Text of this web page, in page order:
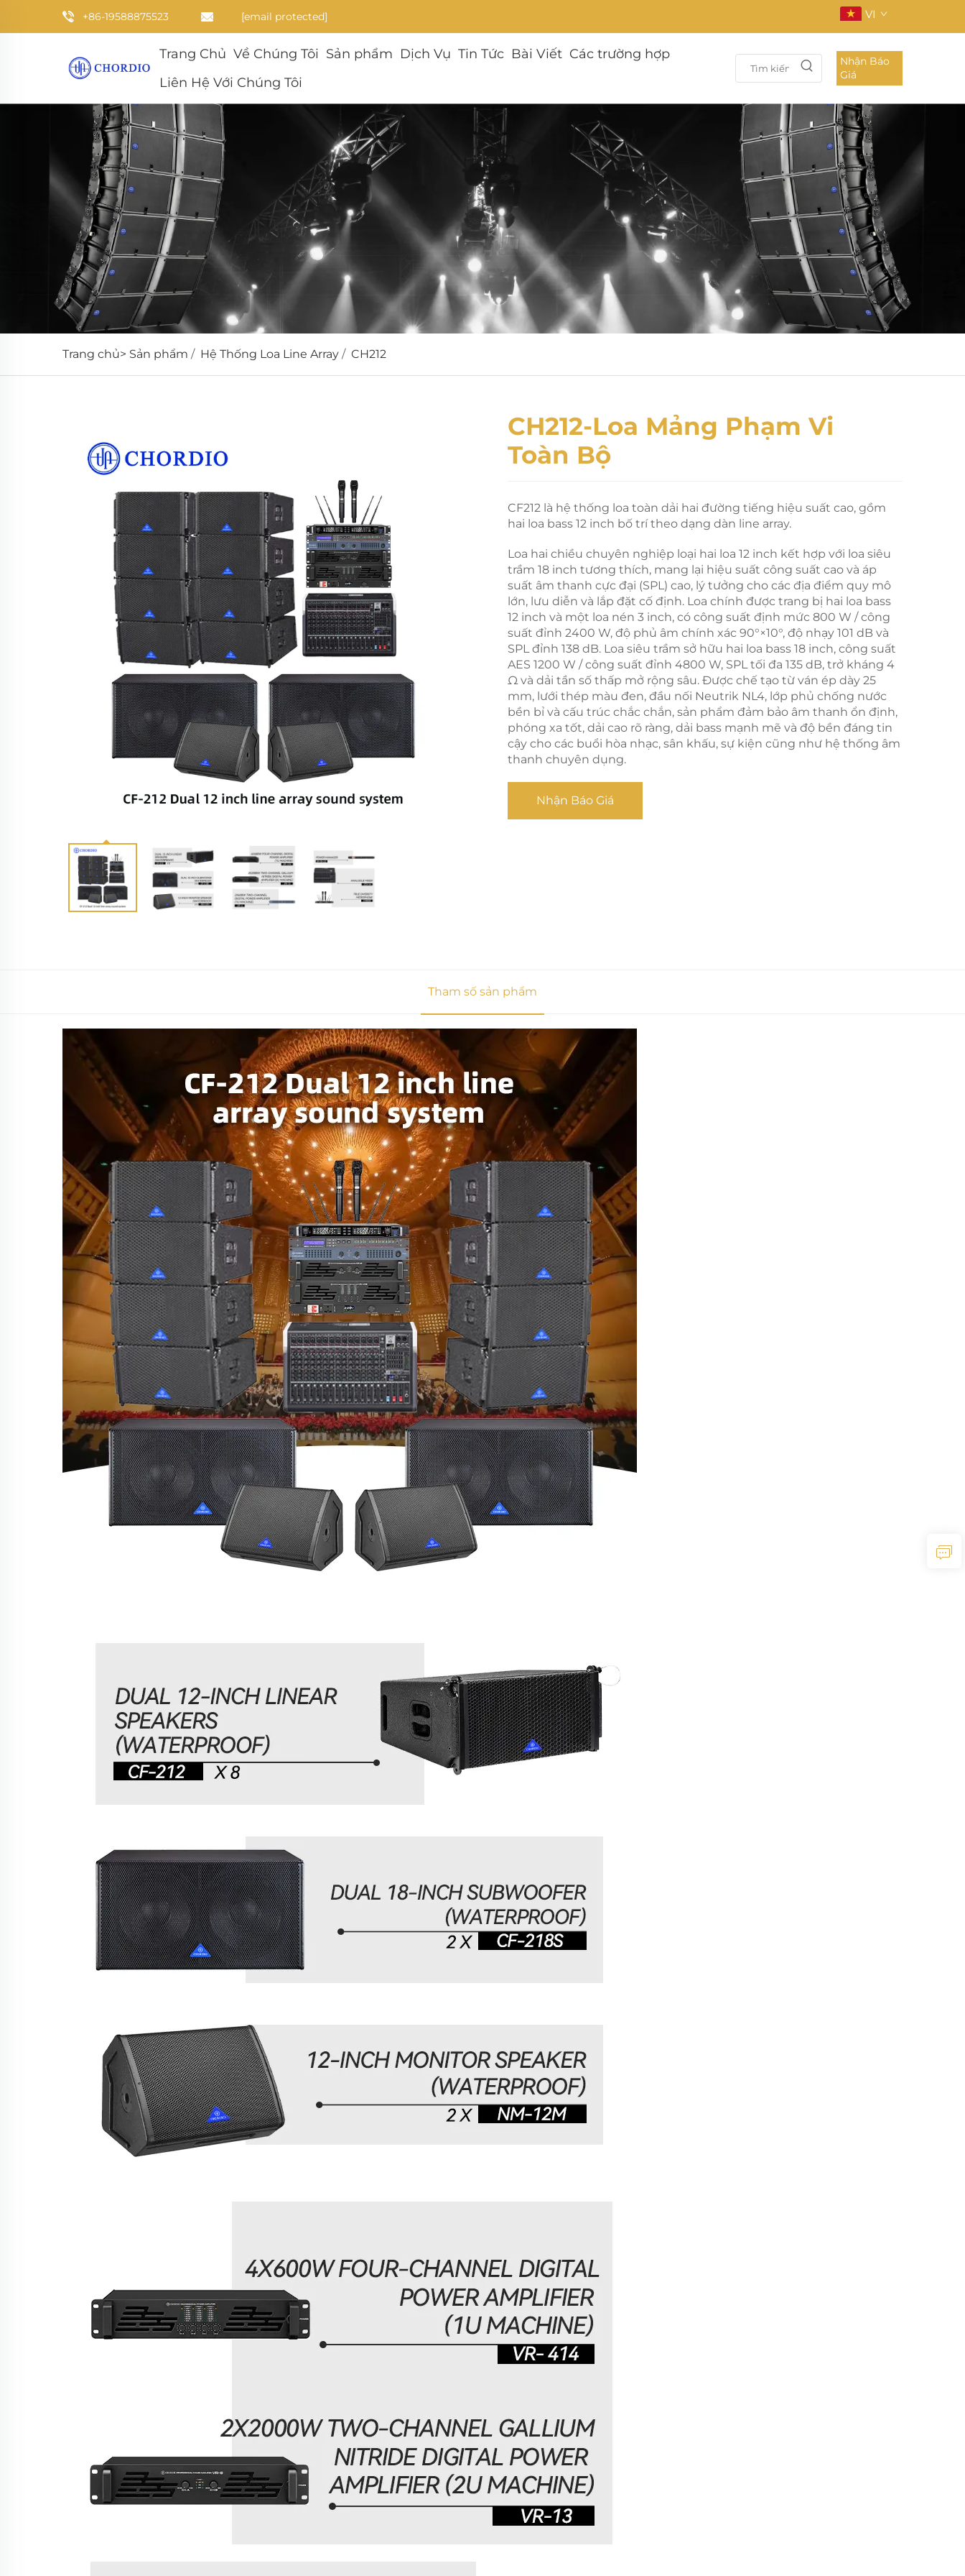
+86-19588875523 [email protected] VI
Trang Chủ Về Chúng Tôi Sản phẩm Dịch Vụ Tin Tức Bài Viết Các trường hợp
Liên Hệ Với Chúng Tôi
Nhận Báo
Giá
Trang chủ> Sản phẩm / Hệ Thống Loa Line Array / CH212
CH212-Loa Mảng Phạm Vi
Toàn Bộ
CF212 là hệ thống loa toàn dải hai đường tiếng hiệu suất cao, gồm
hai loa bass 12 inch bố trí theo dạng dàn line array.
Loa hai chiều chuyên nghiệp loại hai loa 12 inch kết hợp với loa siêu
trầm 18 inch tương thích, mang lại hiệu suất công suất cao và áp
suất âm thanh cực đại (SPL) cao, lý tưởng cho các địa điểm quy mô
lớn, lưu diễn và lắp đặt cố định. Loa chính được trang bị hai loa bass
12 inch và một loa nén 3 inch, có công suất định mức 800 W / công
suất đỉnh 2400 W, độ phủ âm chính xác 90°×10°, độ nhạy 101 dB và
SPL đỉnh 138 dB. Loa siêu trầm sở hữu hai loa bass 18 inch, công suất
AES 1200 W / công suất đỉnh 4800 W, SPL tối đa 135 dB, trở kháng 4
Ω và dải tần số thấp mở rộng sâu. Được chế tạo từ ván ép dày 25
mm, lưới thép màu đen, đầu nối Neutrik NL4, lớp phủ chống nước
bền bỉ và cấu trúc chắc chắn, sản phẩm đảm bảo âm thanh ổn định,
phóng xa tốt, dải cao rõ ràng, dải bass mạnh mẽ và độ bền đáng tin
cậy cho các buổi hòa nhạc, sân khấu, sự kiện cũng như hệ thống âm
thanh chuyên dụng.
Nhận Báo Giá
Tham số sản phẩm